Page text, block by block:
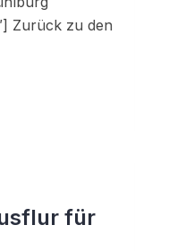
Zurück zu den
für